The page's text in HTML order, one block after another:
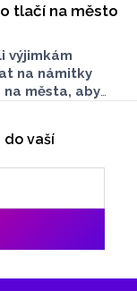
tlačí na město
výjimkám
na námitky
města, aby
ministerstva
vaší